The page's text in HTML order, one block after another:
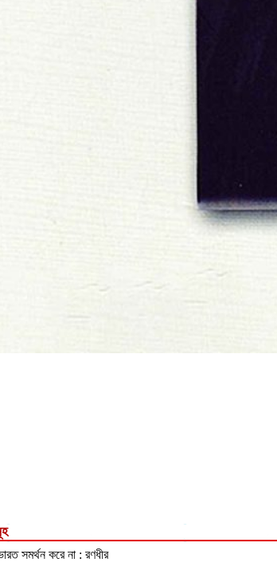
সমর্থন করে না : রণধীর